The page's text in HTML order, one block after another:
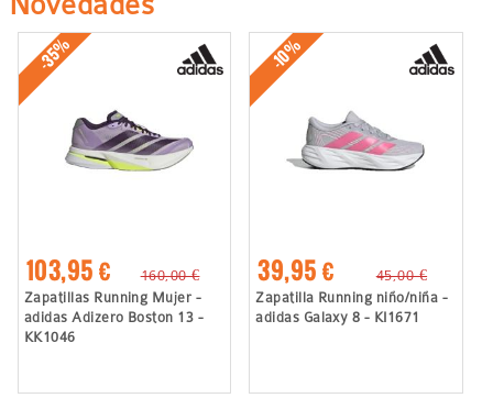
-35%
103,95 €
160,00 €
Zapatillas Running Mujer -
adidas Adizero Boston 13 -
KK1046
-10%
39,95 €
45,00 €
Zapatilla Running niño/niña -
adidas Galaxy 8 - KI1671